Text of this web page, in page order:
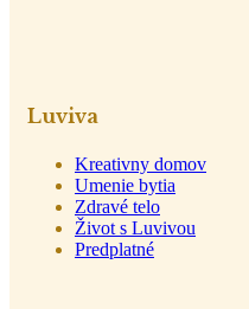
Luviva
Kreativny domov
Umenie bytia
Zdravé telo
Život s Luvivou
Predplatné